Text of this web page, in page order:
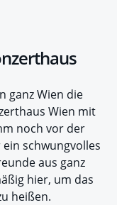
ganz Wien die
Wien mit
noch vor der
schwungvolles
aus ganz
hier, um das
heißen.